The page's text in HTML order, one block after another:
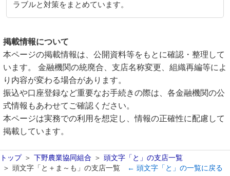
ラブルと対策をまとめています。
掲載情報について
本ページの掲載情報は、公開資料等をもとに確認・整理して
います。 金融機関の統廃合、支店名称変更、組織再編等によ
り内容が変わる場合があります。
振込や口座登録など重要なお手続きの際は、各金融機関の公
式情報もあわせてご確認ください。
本ページは実務での利用を想定し、情報の正確性に配慮して
掲載しています。
トップ 下野農業協同組合
頭文字「と」の支店一覧
頭文字「と＋ま～も」の支店一覧
← 頭文字「と」の一覧に戻る